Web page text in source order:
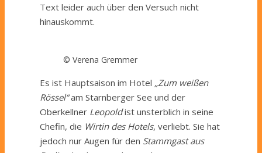
Text leider auch über den Versuch nicht
hinauskommt.
© Verena Gremmer
Es ist Hauptsaison im Hotel „Zum weißen
Rössel“am Starnberger See und der
Oberkellner Leopoldist unsterblich in seine
Chefin, die Wirtin des Hotels, verliebt. Sie hat
jedoch nur Augen für den Stammgast aus